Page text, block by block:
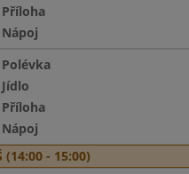
Příloha
Nápoj
Polévka
Jídlo
Příloha
Nápoj
(14:00 - 15:00)